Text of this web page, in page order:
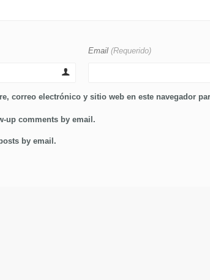
Email (Requerido)
correo electrónico y sitio web en este navegador
up comments by email.
by email.